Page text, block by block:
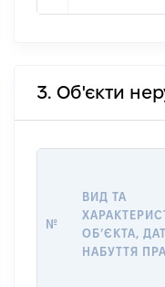
3. Об'єкти
№
ВИД ТА
ОБʼЄКТА,
НАБУТТЯ